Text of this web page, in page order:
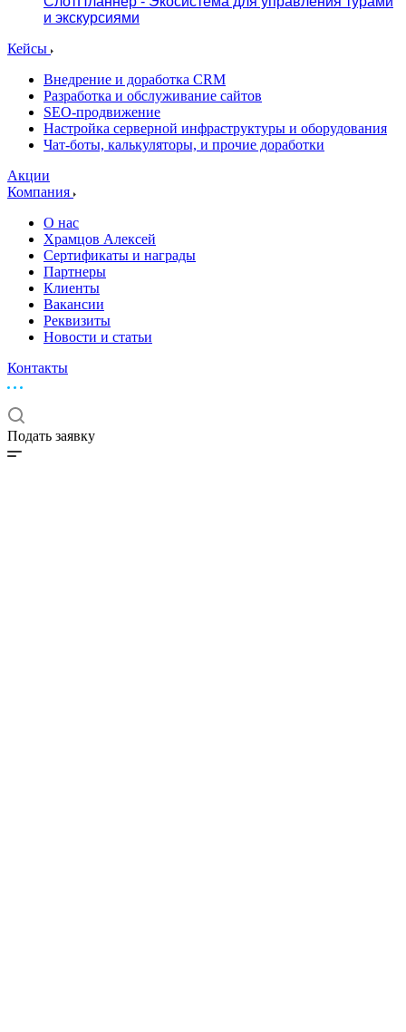
и экскурсиями
Кейсы
Внедрение и доработка CRM
Разработка и обслуживание сайтов
SEO-продвижение
Настройка серверной инфраструктуры и оборудования
Чат-боты, калькуляторы, и прочие доработки
Акции
Компания
О нас
Храмцов Алексей
Сертификаты и награды
Партнеры
Клиенты
Вакансии
Реквизиты
Новости и статьи
Контакты
Подать заявку